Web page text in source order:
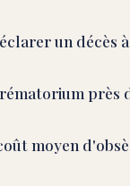
un décès
près
moyen